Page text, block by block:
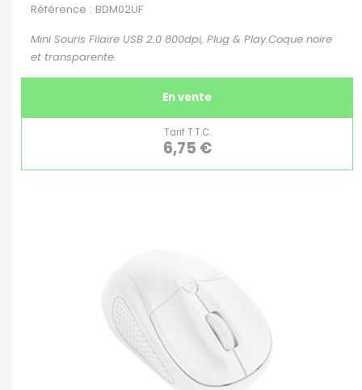
Référence : BDM02UF
Mini Souris Filaire USB 2.0 800dpi, Plug & Play.Coque noire
et transparente.
En vente
Tarif T.T.C.
6,75 €